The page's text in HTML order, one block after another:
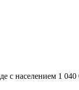
населением 1